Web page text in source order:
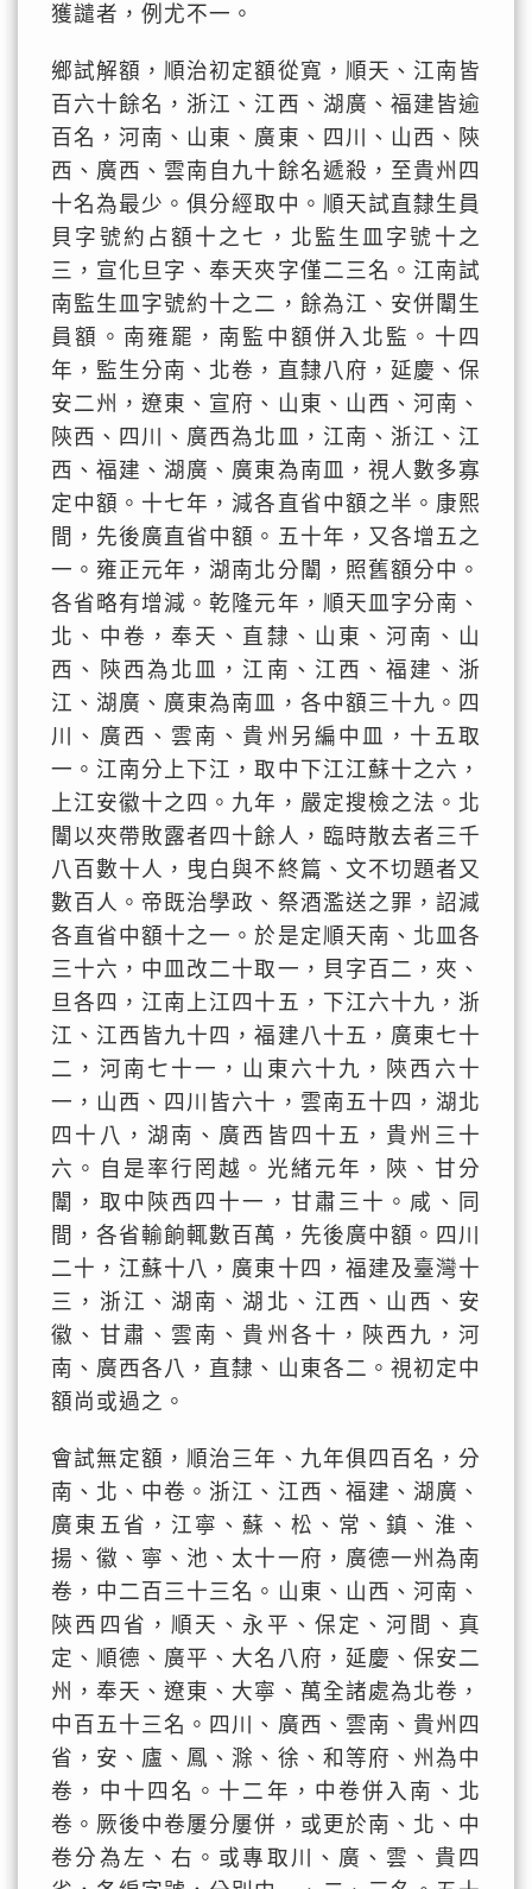
獲譴者，例尤不一。
鄉試解額，順治初定額從寬，順天、江南皆
百六十餘名，浙江、江西、湖廣、福建皆逾
百名，河南、山東、廣東、四川、山西、陝
西、廣西、雲南自九十餘名遞殺，至貴州四
十名為最少。俱分經取中。順天試直隸生員
貝字號約占額十之七，北監生皿字號十之
三，宣化旦字、奉天夾字僅二三名。江南試
南監生皿字號約十之二，餘為江、安併闈生
員額。南雍罷，南監中額併入北監。十四
年，監生分南、北卷，直隸八府，延慶、保
安二州，遼東、宣府、山東、山西、河南、
陝西、四川、廣西為北皿，江南、浙江、江
西、福建、湖廣、廣東為南皿，視人數多寡
定中額。十七年，減各直省中額之半。康熙
間，先後廣直省中額。五十年，又各增五之
一。雍正元年，湖南北分闈，照舊額分中。
各省略有增減。乾隆元年，順天皿字分南、
北、中卷，奉天、直隸、山東、河南、山
西、陝西為北皿，江南、江西、福建、浙
江、湖廣、廣東為南皿，各中額三十九。四
川、廣西、雲南、貴州另編中皿，十五取
一。江南分上下江，取中下江江蘇十之六，
上江安徽十之四。九年，嚴定搜檢之法。北
闈以夾帶敗露者四十餘人，臨時散去者三千
八百數十人，曳白與不終篇、文不切題者又
數百人。帝既治學政、祭酒濫送之罪，詔減
各直省中額十之一。於是定順天南、北皿各
三十六，中皿改二十取一，貝字百二，夾、
旦各四，江南上江四十五，下江六十九，浙
江、江西皆九十四，福建八十五，廣東七十
二，河南七十一，山東六十九，陝西六十
一，山西、四川皆六十，雲南五十四，湖北
四十八，湖南、廣西皆四十五，貴州三十
六。自是率行罔越。光緒元年，陝、甘分
闈，取中陝西四十一，甘肅三十。咸、同
間，各省輸餉輒數百萬，先後廣中額。四川
二十，江蘇十八，廣東十四，福建及臺灣十
三，浙江、湖南、湖北、江西、山西、安
徽、甘肅、雲南、貴州各十，陝西九，河
南、廣西各八，直隸、山東各二。視初定中
額尚或過之。
會試無定額，順治三年、九年俱四百名，分
南、北、中卷。浙江、江西、福建、湖廣、
廣東五省，江寧、蘇、松、常、鎮、淮、
揚、徽、寧、池、太十一府，廣德一州為南
卷，中二百三十三名。山東、山西、河南、
陝西四省，順天、永平、保定、河間、真
定、順德、廣平、大名八府，延慶、保安二
州，奉天、遼東、大寧、萬全諸處為北卷，
中百五十三名。四川、廣西、雲南、貴州四
省，安、廬、鳳、滁、徐、和等府、州為中
卷，中十四名。十二年，中卷併入南、北
卷。厥後中卷屢分屢併，或更於南、北、中
卷分為左、右。或專取川、廣、雲、貴四